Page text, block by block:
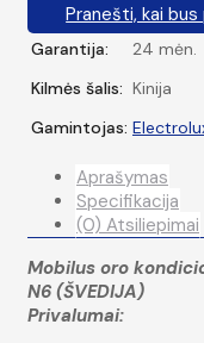
Pranešti, kai
Garantija:
24 mėn.
Kilmės šalis: Kinija
Gamintojas:
Aprašymas
Specifikacija
(0) Atsiliepimai
Mobilus oro
N6 (ŠVEDIJA)
Privalumai: